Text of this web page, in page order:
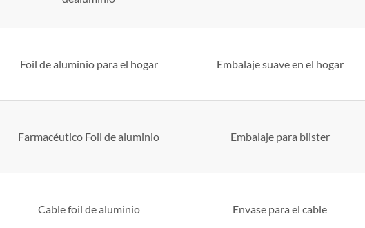
Foil de aluminio para el hogar Embalaje suave en el hogar
Farmacéutico Foil de aluminio Embalaje para blister
Cable foil de aluminio Envase para el cable